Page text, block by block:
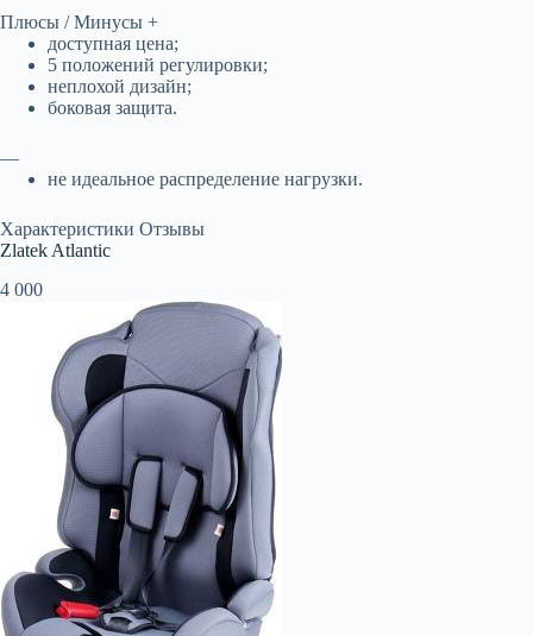
Плюсы / Минусы +
доступная цена;
5 положений регулировки;
неплохой дизайн;
боковая защита.
—
не идеальное распределение нагрузки.
Характеристики Отзывы
Zlatek Atlantic
4 000